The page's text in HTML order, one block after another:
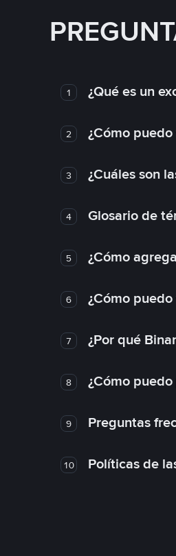
1 ¿Qué es un
2 ¿Cómo
3 ¿Cuáles son
4 Glosario de
5 ¿Cómo
6 ¿Cómo
7 ¿Por qué
8 ¿Cómo
9 Preguntas
10 Políticas de